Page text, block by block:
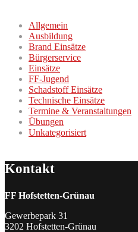
Allgemein
Ausbildung
Brand Einsätze
Bürgerservice
Einsätze
FF-Jugend
Schadstoff Einsätze
Technische Einsätze
Termine & Veranstaltungen
Übungen
Unkategorisiert
Kontakt
FF Hofstetten-Grünau
Gewerbepark 31
3202 Hofstetten-Grünau